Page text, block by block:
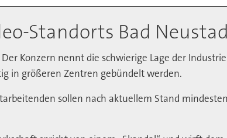
Standorts Bad
Konzern nennt die schwierige Lage der
in größeren Zentren gebündelt werden.
sollen nach aktuellem Stand